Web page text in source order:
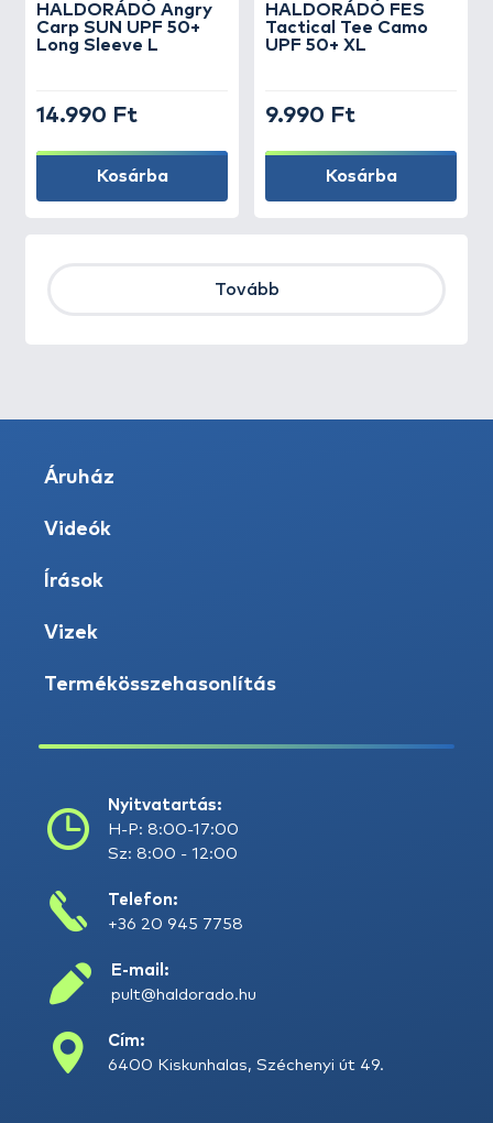
HALDORÁDÓ Angry
Carp SUN UPF 50+
Long Sleeve L
14.990 Ft
Kosárba
HALDORÁDÓ FES
Tactical Tee Camo
UPF 50+ XL
9.990 Ft
Kosárba
Tovább
Áruház
Videók
Írások
Vizek
Termékösszehasonlítás
Nyitvatartás:
H-P: 8:00-17:00
Sz: 8:00 - 12:00
Telefon:
+36 20 945 7758
E-mail:
pult@haldorado.hu
Cím:
6400 Kiskunhalas, Széchenyi út 49.